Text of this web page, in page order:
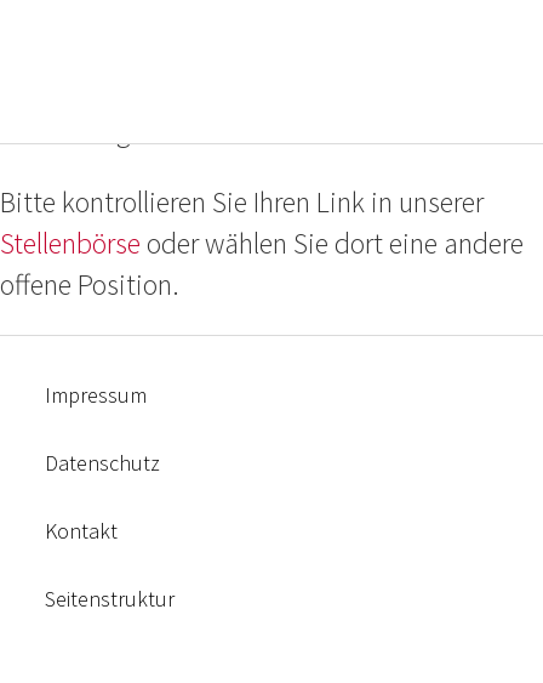
Bitte kontrollieren Sie Ihren Link in unserer
Stellenbörse oder wählen Sie dort eine andere
offene Position.
Impressum
Datenschutz
Kontakt
Seitenstruktur